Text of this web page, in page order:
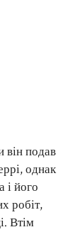
він подав
однак
і його
робіт,
Втім